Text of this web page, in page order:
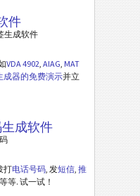
件
生成软件
VDA 4902 AIAG MAT
成器的免费演示并立
成软件
打电话号码 , 发短信 推
等. 试一试！